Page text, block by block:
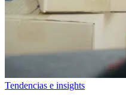
Tendencias e insights